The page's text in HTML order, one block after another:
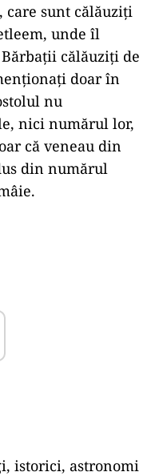
care sunt călăuziţi
unde îl
călăuziţi de
doar în
nu
nici numărul lor,
că veneau din
din numărul
istorici, astronomi